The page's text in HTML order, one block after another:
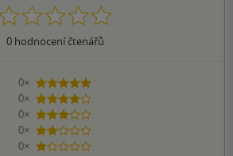
0hodnocení čtenářů
0×
5 hvězdiček
0×
4 hvězdičky
0×
3 hvězdičky
0×
2 hvězdičky
0×
1 hvezdička